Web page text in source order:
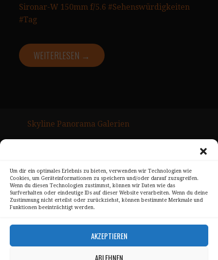
Um dir ein optimales Erlebnis zu bieten, verwenden wir Technologien wie
Cookies, um Geräteinformationen zu speichern und/oder darauf zuzugreifen.
Wenn du diesen Technologien zustimmst, können wir Daten wie das
Surfverhalten oder eindeutige IDs auf dieser Website verarbeiten. Wenn du deine
Zustimmung nicht erteilst oder zurückziehst, können bestimmte Merkmale und
Funktionen beeinträchtigt werden.
AKZEPTIEREN
ABLEHNEN
Sironar-W 150mm f/5.6 #Sehenswürdigkeiten
#Tag
WEITERLESEN →
Skyline Panorama Galerien
Kontakt
Alle Bilder unterliegen dem Urheberrecht von
Sebastian Trandafir
All pictures © 2008 – 2026 by